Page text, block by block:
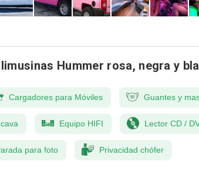
Hummer rosa, negra y
Cargadores para Móviles Guantes y
Equipo HIFI Lector CD /
para foto Privacidad chófer